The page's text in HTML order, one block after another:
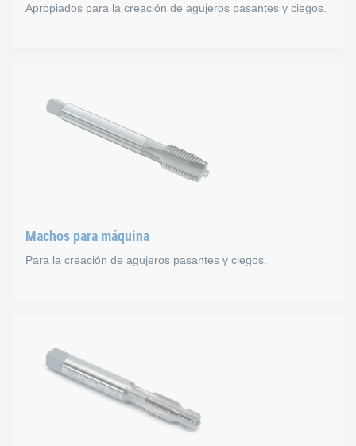
Apropiados para la creación de agujeros pasantes y ciegos.
Para mecanizado de materiales con una resistencia
Compatible con los taladros ciegos si el taladro es
Prever al menos 1d más que la longitud del taladro.
Machos para máquina
Para la creación de agujeros pasantes y ciegos.
En función de su aplicación, puede elegir entre varios